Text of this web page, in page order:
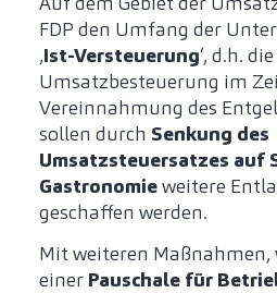
FDP den Umfang der
‚Ist-Versteuerung‘, d.h. die
Umsatzbesteuerung im
Vereinnahmung des
sollen durch Senkung des
Umsatzsteuersatzes auf
Gastronomieweitere
geschaffen werden.
Mit weiteren
einer Pauschale für